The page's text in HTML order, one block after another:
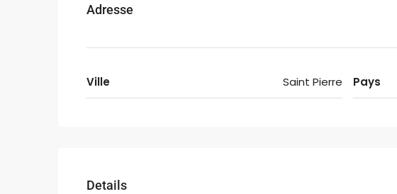
Adresse
Ville Saint Pierre Pays
Details